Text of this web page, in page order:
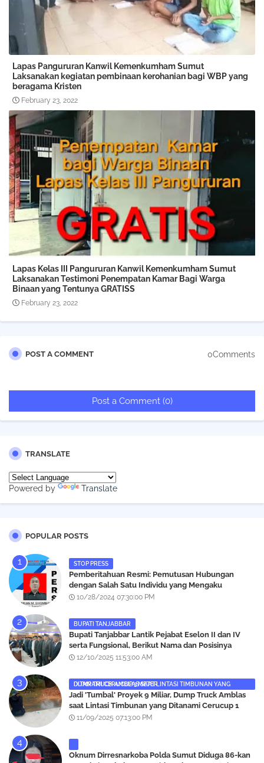
Lapas Pangururan Kanwil Kemenkumham Sumut
Laksanakan kegiatan pembinaan kerohanian bagi WBP yang
beragama Kristen
February 23, 2022
Lapas Kelas III Pangururan Kanwil Kemenkumham Sumut
Laksanakan Testimoni Penempatan Kamar Bagi Warga
Binaan yang Tentunya GRATISS
February 23, 2022
POST A COMMENT 0Comments
Post a Comment (0)
TRANSLATE
Powered by Translate
POPULAR POSTS
STOP PRESS
Pemberitahuan Resmi: Pemutusan Hubungan
dengan Salah Satu Individu yang Mengaku
Wartawan Analisismedia.com
10/28/2024 07:30:00 PM
BUPATI TANJABBAR
‎Bupati Tanjabbar Lantik Pejabat Eselon II dan IV
serta Fungsional, Berikut Nama dan Posisinya
12/10/2025 11:53:00 AM
DUMP TRUCK AMBLAS SAAT LINTASI TIMBUNAN YANG DITANAMI CERUCUP 3 METER
‎Jadi 'Tumbal' Proyek 9 Miliar, Dump Truck Amblas
saat Lintasi Timbunan yang Ditanami Cerucup 1
Meter
11/09/2025 07:13:00 PM
Oknum Dirresnarkoba Polda Sumut Diduga 86-kan